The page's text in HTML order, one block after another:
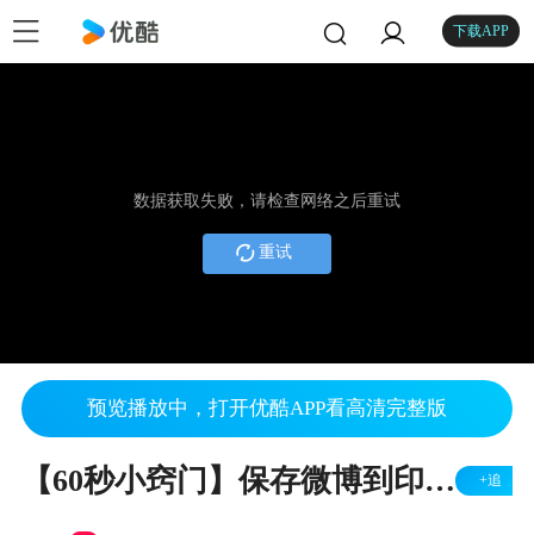
下载APP
数据获取失败，请检查网络之后重试
重试
预览播放中，打开优酷APP看高清完整版
【60秒小窍门】保存微博到印象笔记！ +追